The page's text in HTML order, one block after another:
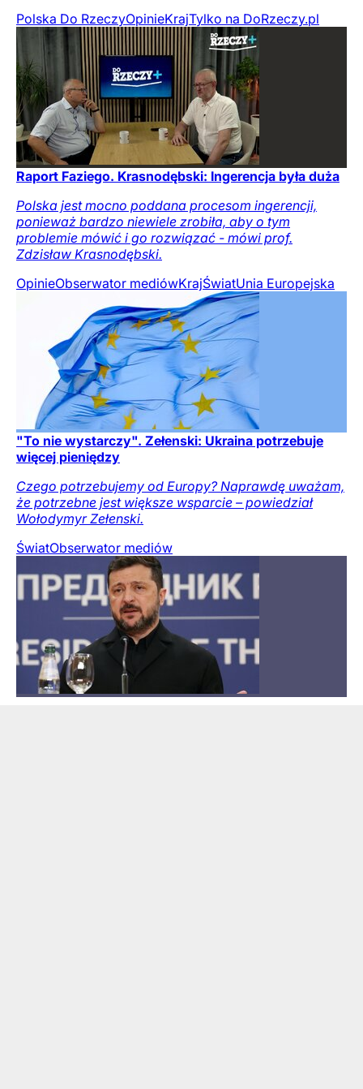
Polska Do RzeczyOpinieKrajTylko na DoRzeczy.pl
Raport Faziego. Krasnodębski: Ingerencja była duża
Polska jest mocno poddana procesom ingerencji,
ponieważ bardzo niewiele zrobiła, aby o tym
problemie mówić i go rozwiązać - mówi prof.
Zdzisław Krasnodębski.
OpinieObserwator mediówKrajŚwiatUnia Europejska
"To nie wystarczy". Zełenski: Ukraina potrzebuje
więcej pieniędzy
Czego potrzebujemy od Europy? Naprawdę uważam,
że potrzebne jest większe wsparcie – powiedział
Wołodymyr Zełenski.
ŚwiatObserwator mediów